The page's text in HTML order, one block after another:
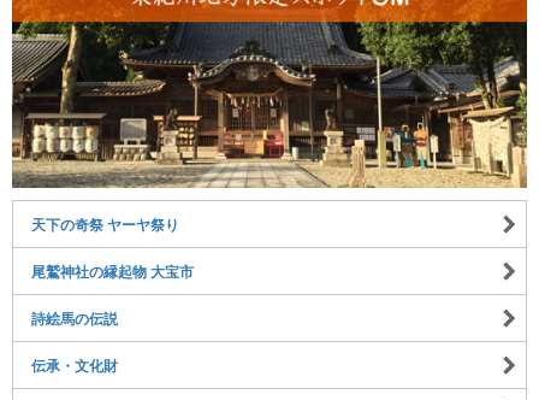
天下の奇祭 ヤーヤ祭り
尾鷲神社の縁起物 大宝市
詩絵馬の伝説
伝承・文化財